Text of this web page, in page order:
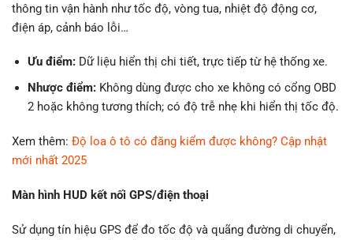
thông tin vận hành như tốc độ, vòng tua, nhiệt độ động cơ,
điện áp, cảnh báo lỗi…
Ưu điểm:Dữ liệu hiển thị chi tiết, trực tiếp từ hệ thống xe.
Nhược điểm: Không dùng được cho xe không có cổng OBD
2 hoặc không tương thích; có độ trễ nhẹ khi hiển thị tốc độ.
Xem thêm: Độ loa ô tô có đăng kiểm được không? Cập nhật
mới nhất 2025
Màn hình HUD kết nối GPS/điện thoại
Sử dụng tín hiệu GPS để đo tốc độ và quãng đường di chuyển,